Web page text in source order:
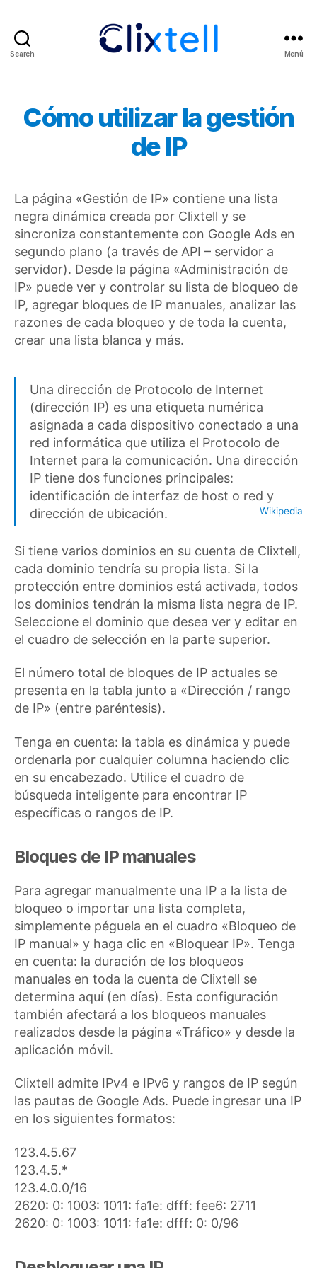
Search Menú
Cómo utilizar la gestión
de IP
La página «Gestión de IP» contiene una lista
negra dinámica creada por Clixtell y se
sincroniza constantemente con Google Ads en
segundo plano (a través de API – servidor a
servidor). Desde la página «Administración de
IP» puede ver y controlar su lista de bloqueo de
IP, agregar bloques de IP manuales, analizar las
razones de cada bloqueo y de toda la cuenta,
crear una lista blanca y más.
Una dirección de Protocolo de Internet
(dirección IP) es una etiqueta numérica
asignada a cada dispositivo conectado a una
red informática que utiliza el Protocolo de
Internet para la comunicación. Una dirección
IP tiene dos funciones principales:
identificación de interfaz de host o red y
dirección de ubicación.
Wikipedia
Si tiene varios dominios en su cuenta de Clixtell,
cada dominio tendría su propia lista. Si la
protección entre dominios está activada, todos
los dominios tendrán la misma lista negra de IP.
Seleccione el dominio que desea ver y editar en
el cuadro de selección en la parte superior.
El número total de bloques de IP actuales se
presenta en la tabla junto a «Dirección / rango
de IP» (entre paréntesis).
Tenga en cuenta: la tabla es dinámica y puede
ordenarla por cualquier columna haciendo clic
en su encabezado. Utilice el cuadro de
búsqueda inteligente para encontrar IP
específicas o rangos de IP.
Bloques de IP manuales
Para agregar manualmente una IP a la lista de
bloqueo o importar una lista completa,
simplemente péguela en el cuadro «Bloqueo de
IP manual» y haga clic en «Bloquear IP». Tenga
en cuenta: la duración de los bloqueos
manuales en toda la cuenta de Clixtell se
determina aquí (en días). Esta configuración
también afectará a los bloqueos manuales
realizados desde la página «Tráfico» y desde la
aplicación móvil.
Clixtell admite IPv4 e IPv6 y rangos de IP según
las pautas de Google Ads. Puede ingresar una IP
en los siguientes formatos:
123.4.5.67
123.4.5.*
123.4.0.0/16
2620: 0: 1003: 1011: fa1e: dfff: fee6: 2711
2620: 0: 1003: 1011: fa1e: dfff: 0: 0/96